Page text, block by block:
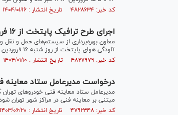
کد خبر: ۴۸۲۸۶۳۴ تاریخ انتشار : ۱۴۰۴/۰۱/۱۶
اجرای طرح ترافیک پایتخت از ۱۶ فروردین
معاون بهره‌برداری از سیستم‌های حمل و نقل
آلودگی هوای پایتخت از روز شنبه ۱۶ فروردین ماه ۱۴۰۴ خبر داد.
کد خبر: ۴۸۲۷۹۷۹ تاریخ انتشار : ۱۴۰۴/۰۱/۱۰
درخواست مدیرعامل ستاد معاینه
مدیرعامل ستاد معاینه فنی خودرو‌های
مبتنی بر معاینه فنی در مراکز شهر تهران شود؛ چراکه ۳۷ درصد مراجعه به مراکز رقم
کد خبر: ۴۷۹۲۳۴۸ تاریخ انتشار : ۱۴۰۳/۰۶/۲۰